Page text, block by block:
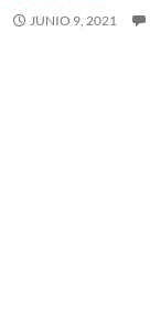
JUNIO 9, 2021